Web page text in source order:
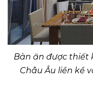
Bàn ăn được thiết
Châu Âu liền kề